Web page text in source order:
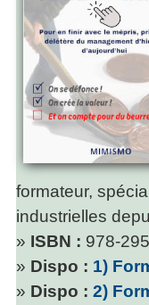
formateur,
industrielles
» ISBN : 978-
» Dispo : 1)
» Dispo : 2)